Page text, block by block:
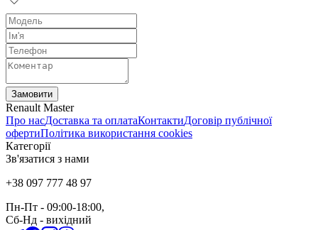
Замовити
Renault Master
Про насДоставка та оплатаКонтактиДоговір публічної
офертиПолітика використання cookies
Категорії
Зв'язатися з нами
+38 097 777 48 97
Пн-Пт - 09:00-18:00,
Сб-Нд - вихідний